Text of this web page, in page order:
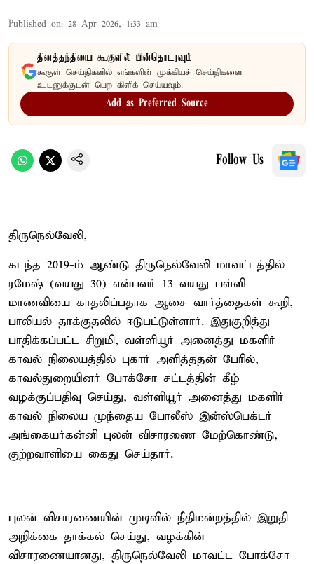
Published on: 28 Apr 2026, 1:33 am
தினத்தந்தியை கூகுளில் பின்தொடரவும்
கூகுள் செய்திகளில் எங்களின் முக்கியச் செய்திகளை
உடனுக்குடன் பெற கிளிக் செய்யவும்.
Add as Preferred Source
Follow Us
திருநெல்வேலி,
கடந்த 2019-ம் ஆண்டு திருநெல்வேலி மாவட்டத்தில்
ரமேஷ் (வயது 30) என்பவர் 13 வயது பள்ளி
மாணவியை காதலிப்பதாக ஆசை வார்த்தைகள் கூறி,
பாலியல் தாக்குதலில் ஈடுபட்டுள்ளார். இதுகுறித்து
பாதிக்கப்பட்ட சிறுமி, வள்ளியூர் அனைத்து மகளிர்
காவல் நிலையத்தில் புகார் அளித்ததன் பேரில்,
காவல்துறையினர் போக்சோ சட்டத்தின் கீழ்
வழக்குப்பதிவு செய்து, வள்ளியூர் அனைத்து மகளிர்
காவல் நிலைய முந்தைய போலீஸ் இன்ஸ்பெக்டர்
அங்கையர்கன்னி புலன் விசாரணை மேற்கொண்டு,
குற்றவாளியை கைது செய்தார்.
புலன் விசாரணையின் முடிவில் நீதிமன்றத்தில் இறுதி
அறிக்கை தாக்கல் செய்து, வழக்கின்
விசாரணையானது, திருநெல்வேலி மாவட்ட போக்சோ